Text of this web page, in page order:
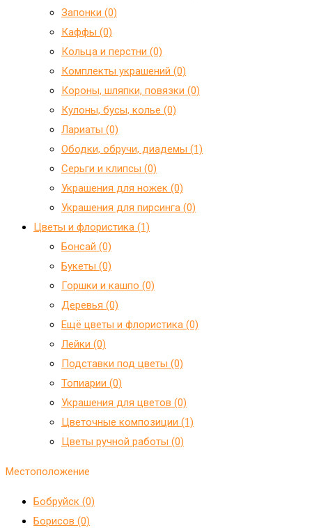
Запонки (0)
Каффы (0)
Кольца и перстни (0)
Комплекты украшений (0)
Короны, шляпки, повязки (0)
Кулоны, бусы, колье (0)
Лариаты (0)
Ободки, обручи, диадемы (1)
Серьги и клипсы (0)
Украшения для ножек (0)
Украшения для пирсинга (0)
Цветы и флористика (1)
Бонсай (0)
Букеты (0)
Горшки и кашпо (0)
Деревья (0)
Ещё цветы и флористика (0)
Лейки (0)
Подставки под цветы (0)
Топиарии (0)
Украшения для цветов (0)
Цветочные композиции (1)
Цветы ручной работы (0)
Местоположение
Бобруйск (0)
Борисов (0)